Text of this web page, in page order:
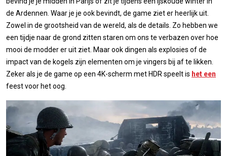
de Ardennen. Waar je je ook bevindt, de game ziet er heerlijk uit.
Zowel in de grootsheid van de wereld, als de details. Zo hebben we
een tijdje naar de grond zitten staren om ons te verbazen over hoe
mooi de modder er uit ziet. Maar ook dingen als explosies of de
impact van de kogels zijn elementen om je vingers bij af te likken.
Zeker als je de game op een 4K-scherm met HDR speelt is het een
feest voor het oog.